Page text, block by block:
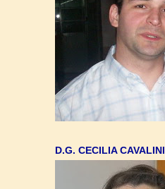
D.G. CECILIA CAVALINI